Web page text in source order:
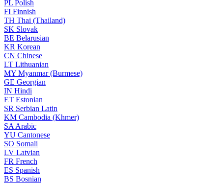
PL Polish
FI Finnish
TH Thai (Thailand)
SK Slovak
BE Belarusian
KR Korean
CN Chinese
LT Lithuanian
MY Myanmar (Burmese)
GE Georgian
IN Hindi
ET Estonian
SR Serbian Latin
KM Cambodia (Khmer)
SA Arabic
YU Cantonese
SO Somali
LV Latvian
FR French
ES Spanish
BS Bosnian